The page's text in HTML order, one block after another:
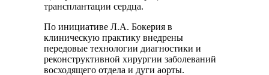
трансплантации сердца.
По инициативе Л.А. Бокерия в
клиническую практику внедрены
передовые технологии диагностики и
реконструктивной хирургии заболеваний
восходящего отдела и дуги аорты.